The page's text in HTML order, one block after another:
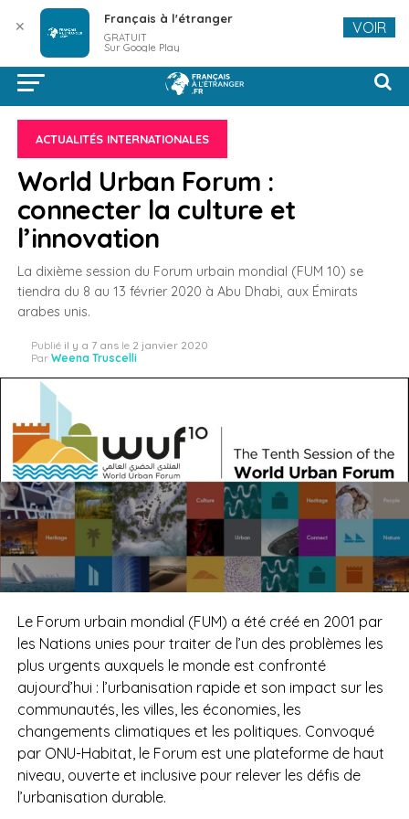
ACTUALITÉS INTERNATIONALES
World Urban Forum :
connecter la culture et
l’innovation
La dixième session du Forum urbain mondial (FUM 10) se
tiendra du 8 au 13 février 2020 à Abu Dhabi, aux Émirats
arabes unis.
Publié il y a 7 ans le 2 janvier 2020
Par Weena Truscelli
Le Forum urbain mondial (FUM) a été créé en 2001 par
les Nations unies pour traiter de l’un des problèmes les
plus urgents auxquels le monde est confronté
aujourd’hui : l’urbanisation rapide et son impact sur les
communautés, les villes, les économies, les
changements climatiques et les politiques. Convoqué
par ONU-Habitat, le Forum est une plateforme de haut
niveau, ouverte et inclusive pour relever les défis de
l’urbanisation durable.
✕ Français à l'étranger
GRATUIT
Sur Google Play
VOIR